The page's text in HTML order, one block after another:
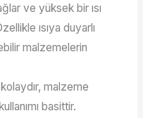
ve yüksek bir ısı
ısıya duyarlı
malzemelerin
malzeme
basittir.